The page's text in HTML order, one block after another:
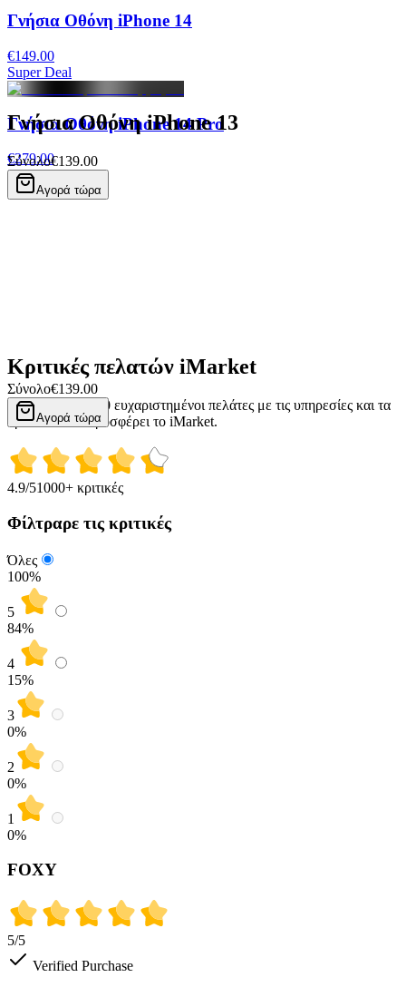
Γνήσια Οθόνη iPhone 14
€149.00
Super Deal
Γνήσια Οθόνη iPhone 14 Pro
€279.00
Super Deal
Γνήσια Οθόνη iPhone 13
Σύνολο€139.00
Αγορά τώρα
Σύνολο€139.00
Αγορά τώρα
Κριτικές πελατών iMarket
Πάνω από 50.000 ευχαριστημένοι πελάτες με τις υπηρεσίες και τα
προϊόντα που προσφέρει το iMarket.
4.9/51000+ κριτικές
Φίλτραρε τις κριτικές
Όλες
100%
5
84%
4
15%
3
0%
2
0%
1
0%
FOXY
5/5
Verified Purchase